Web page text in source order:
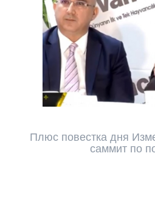
Плюс повестка дня
саммит по